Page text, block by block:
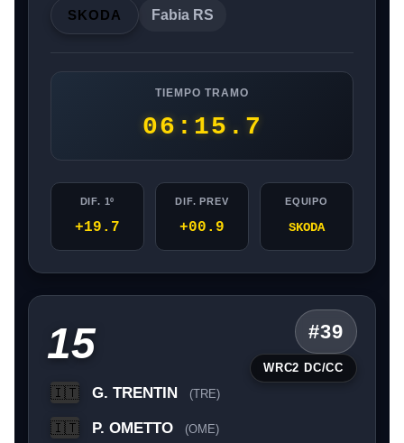
SKODA Fabia RS
TIEMPO TRAMO
06:15.7
DIF. 1º
+19.7
DIF. PREV
+00.9
EQUIPO
SKODA
15 #39
WRC2 DC/CC
🇮🇹 G. TRENTIN (TRE)
🇮🇹 P. OMETTO (OME)